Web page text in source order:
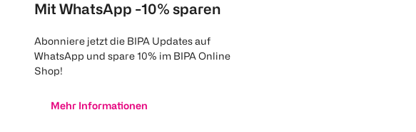
Mit WhatsApp -10% sparen
Abonniere jetzt die BIPA Updates auf
WhatsApp und spare 10% im BIPA Online
Shop!
Mehr Informationen